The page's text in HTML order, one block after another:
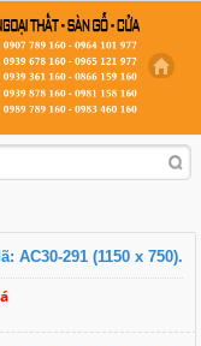
AC30-291 (1150 x 750).